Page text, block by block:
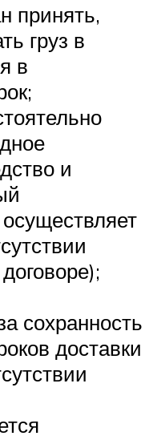
принять,
груз в
в
и
сохранность
доставки